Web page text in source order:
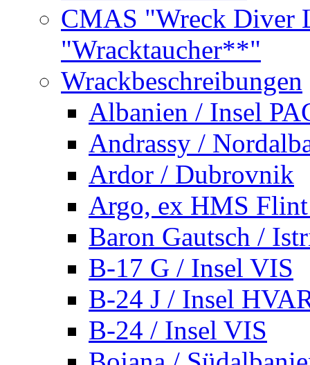
CMAS "Wreck Diver
"Wracktaucher**"
Wrackbeschreibungen
Albanien / Insel
Andrassy /
Ardor / Dubrovnik
Argo, ex HMS
Baron Gautsch /
B-17 G / Insel VIS
B-24 J / Insel
B-24 / Insel VIS